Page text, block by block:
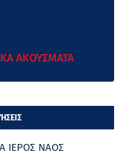
ΑΚΟΥΣΜΑΤΑ
ΙΕΡΟΣ ΝΑΟΣ